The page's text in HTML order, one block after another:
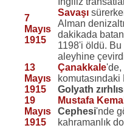
7
Mayıs
1915
Savaşı
Alman
dakikada
1198'i öldü.
aleyhine
13
Mayıs
1915
Çanakkale'de,
Golyath
19
Mayıs
1915
Mustafa
Cephesi'nde
kahramanlık